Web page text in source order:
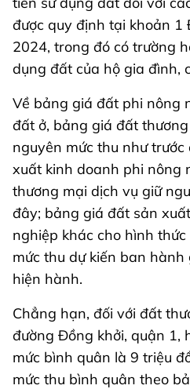
được quy định tại khoản
2024, trong đó có trường
dụng đất của hộ gia đình,
Về bảng giá đất phi nông
đất ở, bảng giá đất
nguyên mức thu như
xuất kinh doanh phi nông
thương mại dịch vụ giữ
đây; bảng giá đất sản
nghiệp khác cho hình
mức thu dự kiến ban hành
hiện hành.
Chẳng hạn, đối với đất
đường Đồng khởi, quận 1,
mức bình quân là 9 triệu
mức thu bình quân theo